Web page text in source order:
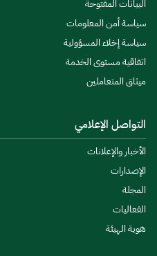
البيانات المفتوحة
سياسة أمن المعلومات
سياسة إخلاء المسؤولية
اتفاقية مستوى الخدمة
ميثاق المتعاملين
التواصل الإعلامي
الأخبار والإعلانات
الإصدارات
المجلة
الفعاليات
هوية الهيئة